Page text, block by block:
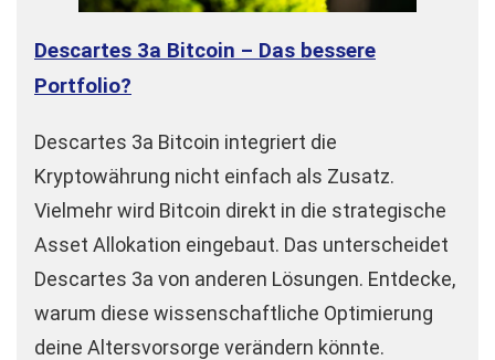
Descartes 3a Bitcoin – Das bessere
Portfolio?
Descartes 3a Bitcoin integriert die
Kryptowährung nicht einfach als Zusatz.
Vielmehr wird Bitcoin direkt in die strategische
Asset Allokation eingebaut. Das unterscheidet
Descartes 3a von anderen Lösungen. Entdecke,
warum diese wissenschaftliche Optimierung
deine Altersvorsorge verändern könnte.